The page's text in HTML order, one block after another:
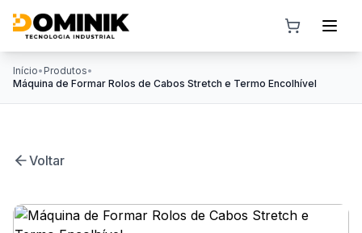
Início• Produtos•
Máquina de Formar Rolos de Cabos Stretch e Termo Encolhível
Voltar